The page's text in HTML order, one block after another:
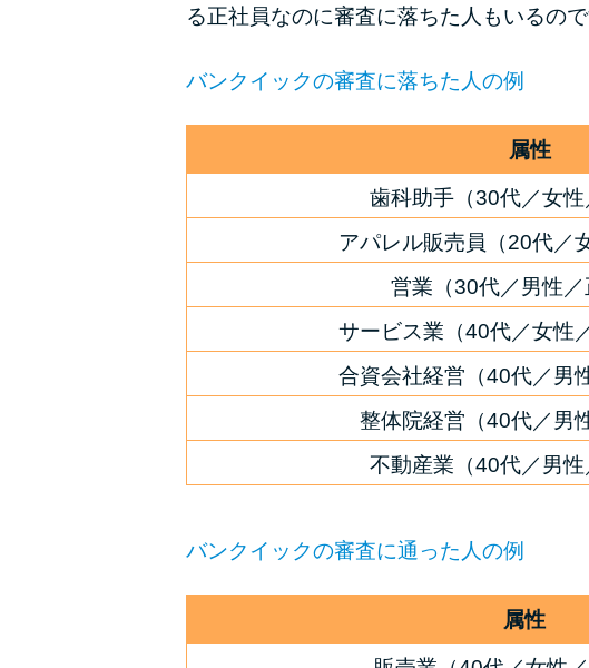
る正社員なのに審査に落ちた人もいるので
バンクイックの審査に落ちた人の例
属性
歯科助手（30代／女性
アパレル販売員（20代／
営業（30代／男性／
サービス業（40代／女性
合資会社経営（40代／男
整体院経営（40代／男
不動産業（40代／男性
バンクイックの審査に通った人の例
属性